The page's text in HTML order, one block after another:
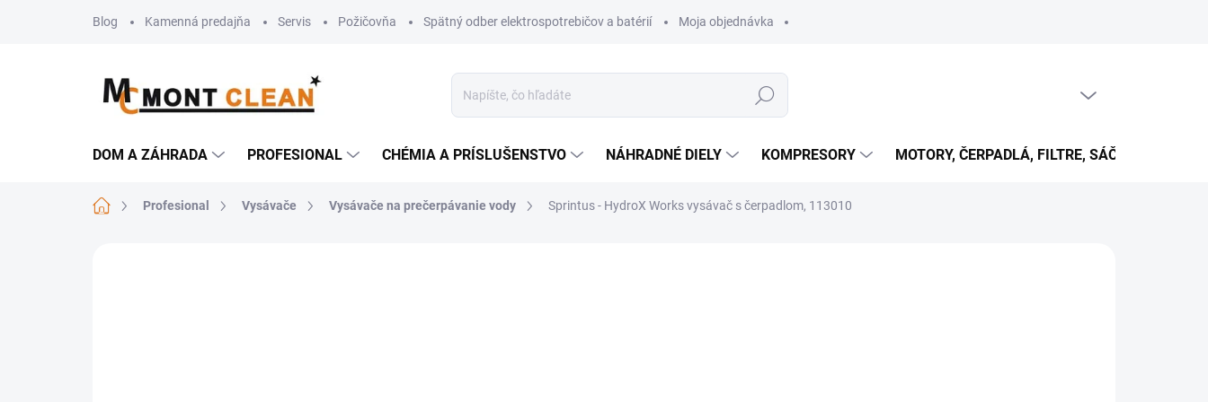
Blog Kamenná predajňa Servis Požičovňa Spätný odber elektrospotrebičov a batérií Moja objednávka
Hľadať
DOM A ZÁHRADA PROFESIONAL CHÉMIA A PRÍSLUŠENSTVO NÁHRADNÉ DIELY KOMPRESORY MOTORY, ČERPADLÁ, FILTRE, SÁČKY...
DomovProfesional Vysávače Vysávače na prečerpávanie vody Sprintus - HydroX Works vysávač s čerpadlom, 113010